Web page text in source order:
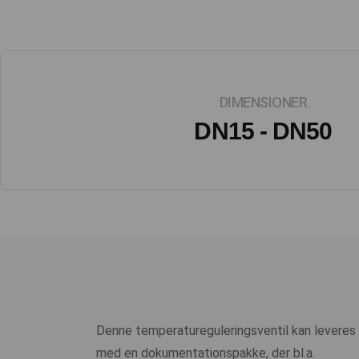
DIMENSIONER
DN15 - DN50
Denne temperatureguleringsventil kan leveres
med en dokumentationspakke, der bl.a.